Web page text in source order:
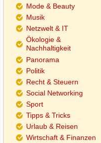
Mode & Beauty
Musik
Netzwelt & IT
Ökologie &
Nachhaltigkeit
Panorama
Politik
Recht & Steuern
Social Networking
Sport
Tipps & Tricks
Urlaub & Reisen
Wirtschaft & Finanzen